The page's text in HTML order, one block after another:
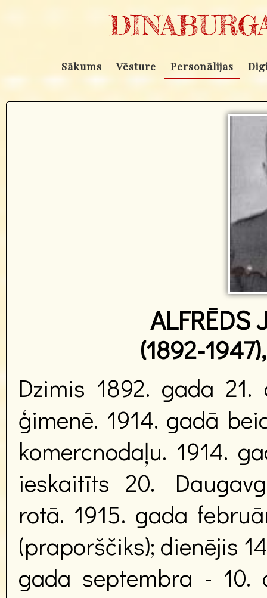
Sākums Vēsture Personālijas
ALFRĒDS
(1892-
Dzimis 1892. gada
ģimenē. 1914. gadā
komercnodaļu. 1914.
ieskaitīts 20.
rotā. 1915. gada
(praporščiks); dienējis
gada septembra - 10.